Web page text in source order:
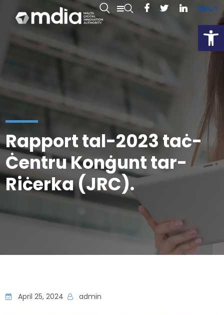
ENMT
Rapport tal-2023 taċ-
Ċentru Konġunt tar-
Riċerka (JRC).
April 25, 2024 admin